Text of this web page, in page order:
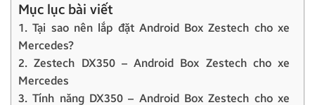
Mục lục bài viết
1. Tại sao nên lắp đặt Android Box Zestech cho xe
Mercedes?
2. Zestech DX350 – Android Box Zestech cho xe
Mercedes
3. Tính năng DX350 – Android Box Zestech cho xe